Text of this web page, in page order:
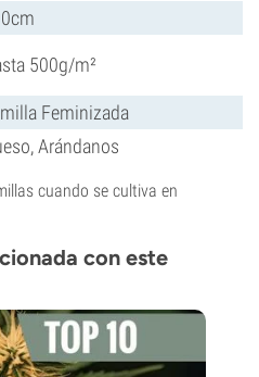
500g/m²
Feminizada
Arándanos
cuando se cultiva en
con este